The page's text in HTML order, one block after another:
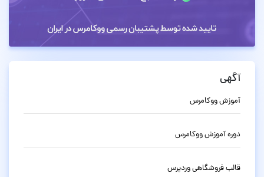
آگهی
آموزش ووکامرس
دوره آموزش ووکامرس
قالب فروشگاهی وردپرس